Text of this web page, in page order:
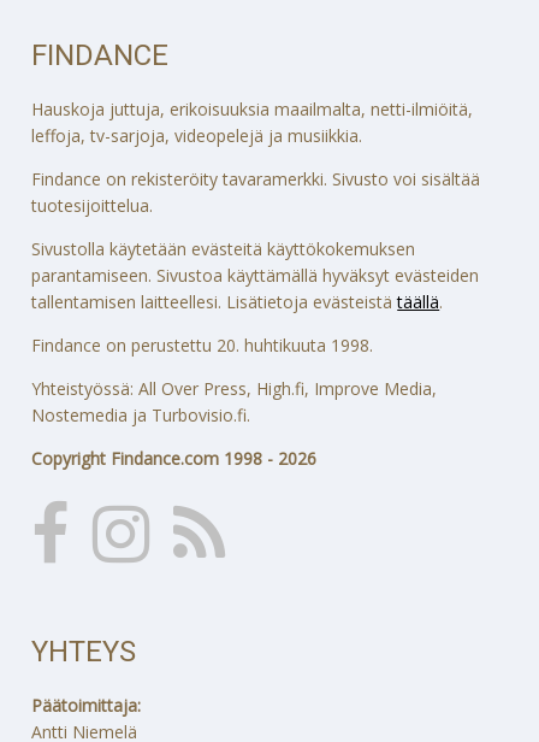
FINDANCE
Hauskoja juttuja, erikoisuuksia maailmalta, netti-ilmiöitä,
leffoja, tv-sarjoja, videopelejä ja musiikkia.
Findance on rekisteröity tavaramerkki. Sivusto voi sisältää
tuotesijoittelua.
Sivustolla käytetään evästeitä käyttökokemuksen
parantamiseen. Sivustoa käyttämällä hyväksyt evästeiden
tallentamisen laitteellesi. Lisätietoja evästeistätäällä.
Findance on perustettu 20. huhtikuuta 1998.
Yhteistyössä: All Over Press, High.fi, Improve Media,
Nostemedia ja Turbovisio.fi.
Copyright Findance.com 1998 - 2026
YHTEYS
Päätoimittaja:
Antti Niemelä